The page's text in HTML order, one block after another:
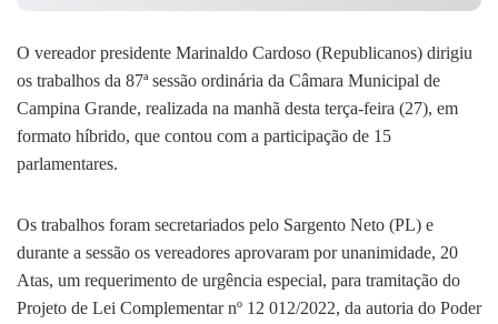
O vereador presidente Marinaldo Cardoso (Republicanos) dirigiu
os trabalhos da 87ª sessão ordinária da Câmara Municipal de
Campina Grande, realizada na manhã desta terça-feira (27), em
formato híbrido, que contou com a participação de 15
parlamentares.
Os trabalhos foram secretariados pelo Sargento Neto (PL) e
durante a sessão os vereadores aprovaram por unanimidade, 20
Atas, um requerimento de urgência especial, para tramitação do
Projeto de Lei Complementar nº 12 012/2022, da autoria do Poder